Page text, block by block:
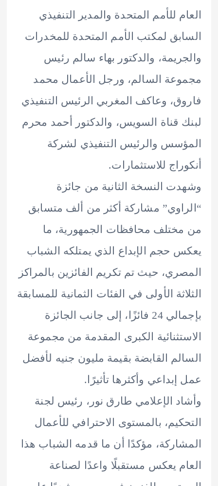
للأمم المتحدة والمدير التنفيذي
لمكتب الأمم المتحدة للمخدرات
والدكتور بهاء سالم رئيس
السالم، ورجل الأعمال محمد
وعاكف المغربي الرئيس التنفيذي
قناة السويس، والدكتور أحمد محرم
والرئيس التنفيذي لشركة
للاستثمارات.
النسخة الثانية من جائزة
مشاركة أكثر من ألف متسابق
محافظات الجمهورية، ما
حجم الإبداع الذي يمتلكه الشباب
حيث تم تكريم الفائزين بالمراكز
الأولى في الفئات الثمانية للمسابقة
بإجمالي 24 فائزًا، إلى جانب الجائزة
الكبرى المقدمة من مجموعة
القابضة بقيمة مليون جنيه لأفضل
وأكثرها تأثيرًا.
الإعلامي طارق نور، رئيس لجنة
بالمستوى الاحترافي للأعمال
مؤكدًا أن ما قدمه الشباب هذا
يعكس مستقبلًا واعدًا لصناعة